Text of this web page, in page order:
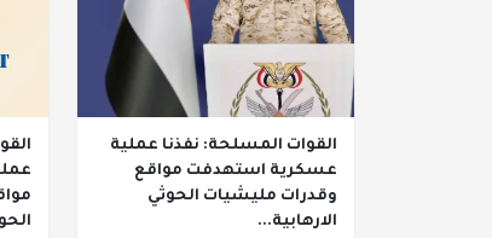
القوات المسلحة: نفذنا عملية
عسكرية استهدفت مواقع
وقدرات مليشيات الحوثي
الارهابية...